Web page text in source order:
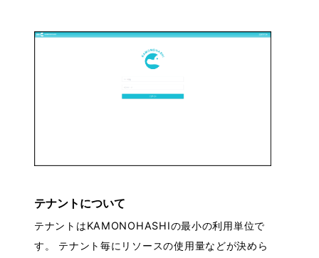
テナントについて
テナントはKAMONOHASHIの最小の利用単位で
す。 テナント毎にリソースの使用量などが決めら